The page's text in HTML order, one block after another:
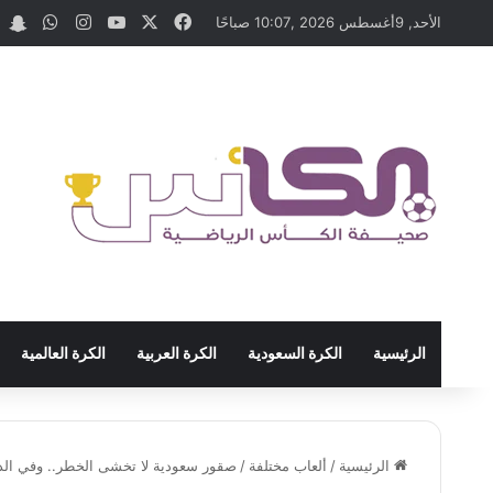
الأحد, 9أغسطس 2026 ,10:07 صباحًا فيسبوك ‫YouTubeانستقرام
الرئيسية الكرة السعودية الكرة العربية الكرة العالمية
الرئيسية / ألعاب مختلفة / صقور سعودية لا تخشى الخطر.. وفي